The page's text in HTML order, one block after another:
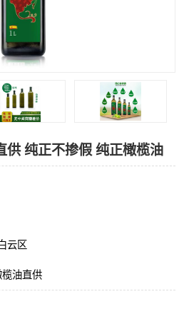
供 纯正不掺假 纯正橄榄油
云区
榄油直供